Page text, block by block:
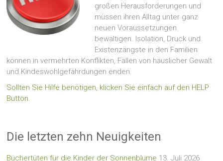
großen Herausforderungen und
müssen ihren Alltag unter ganz
neuen Voraussetzungen
bewältigen. Isolation, Druck und
Existenzängste in den Familien
können in vermehrten Konflikten, Fällen von häuslicher Gewalt
und Kindeswohlgefährdungen enden.
Sollten Sie Hilfe benötigen, klicken Sie einfach auf den HELP
Button.
Die letzten zehn Neuigkeiten
Büchertüten für die Kinder der Sonnenblume 13. Juli 2026